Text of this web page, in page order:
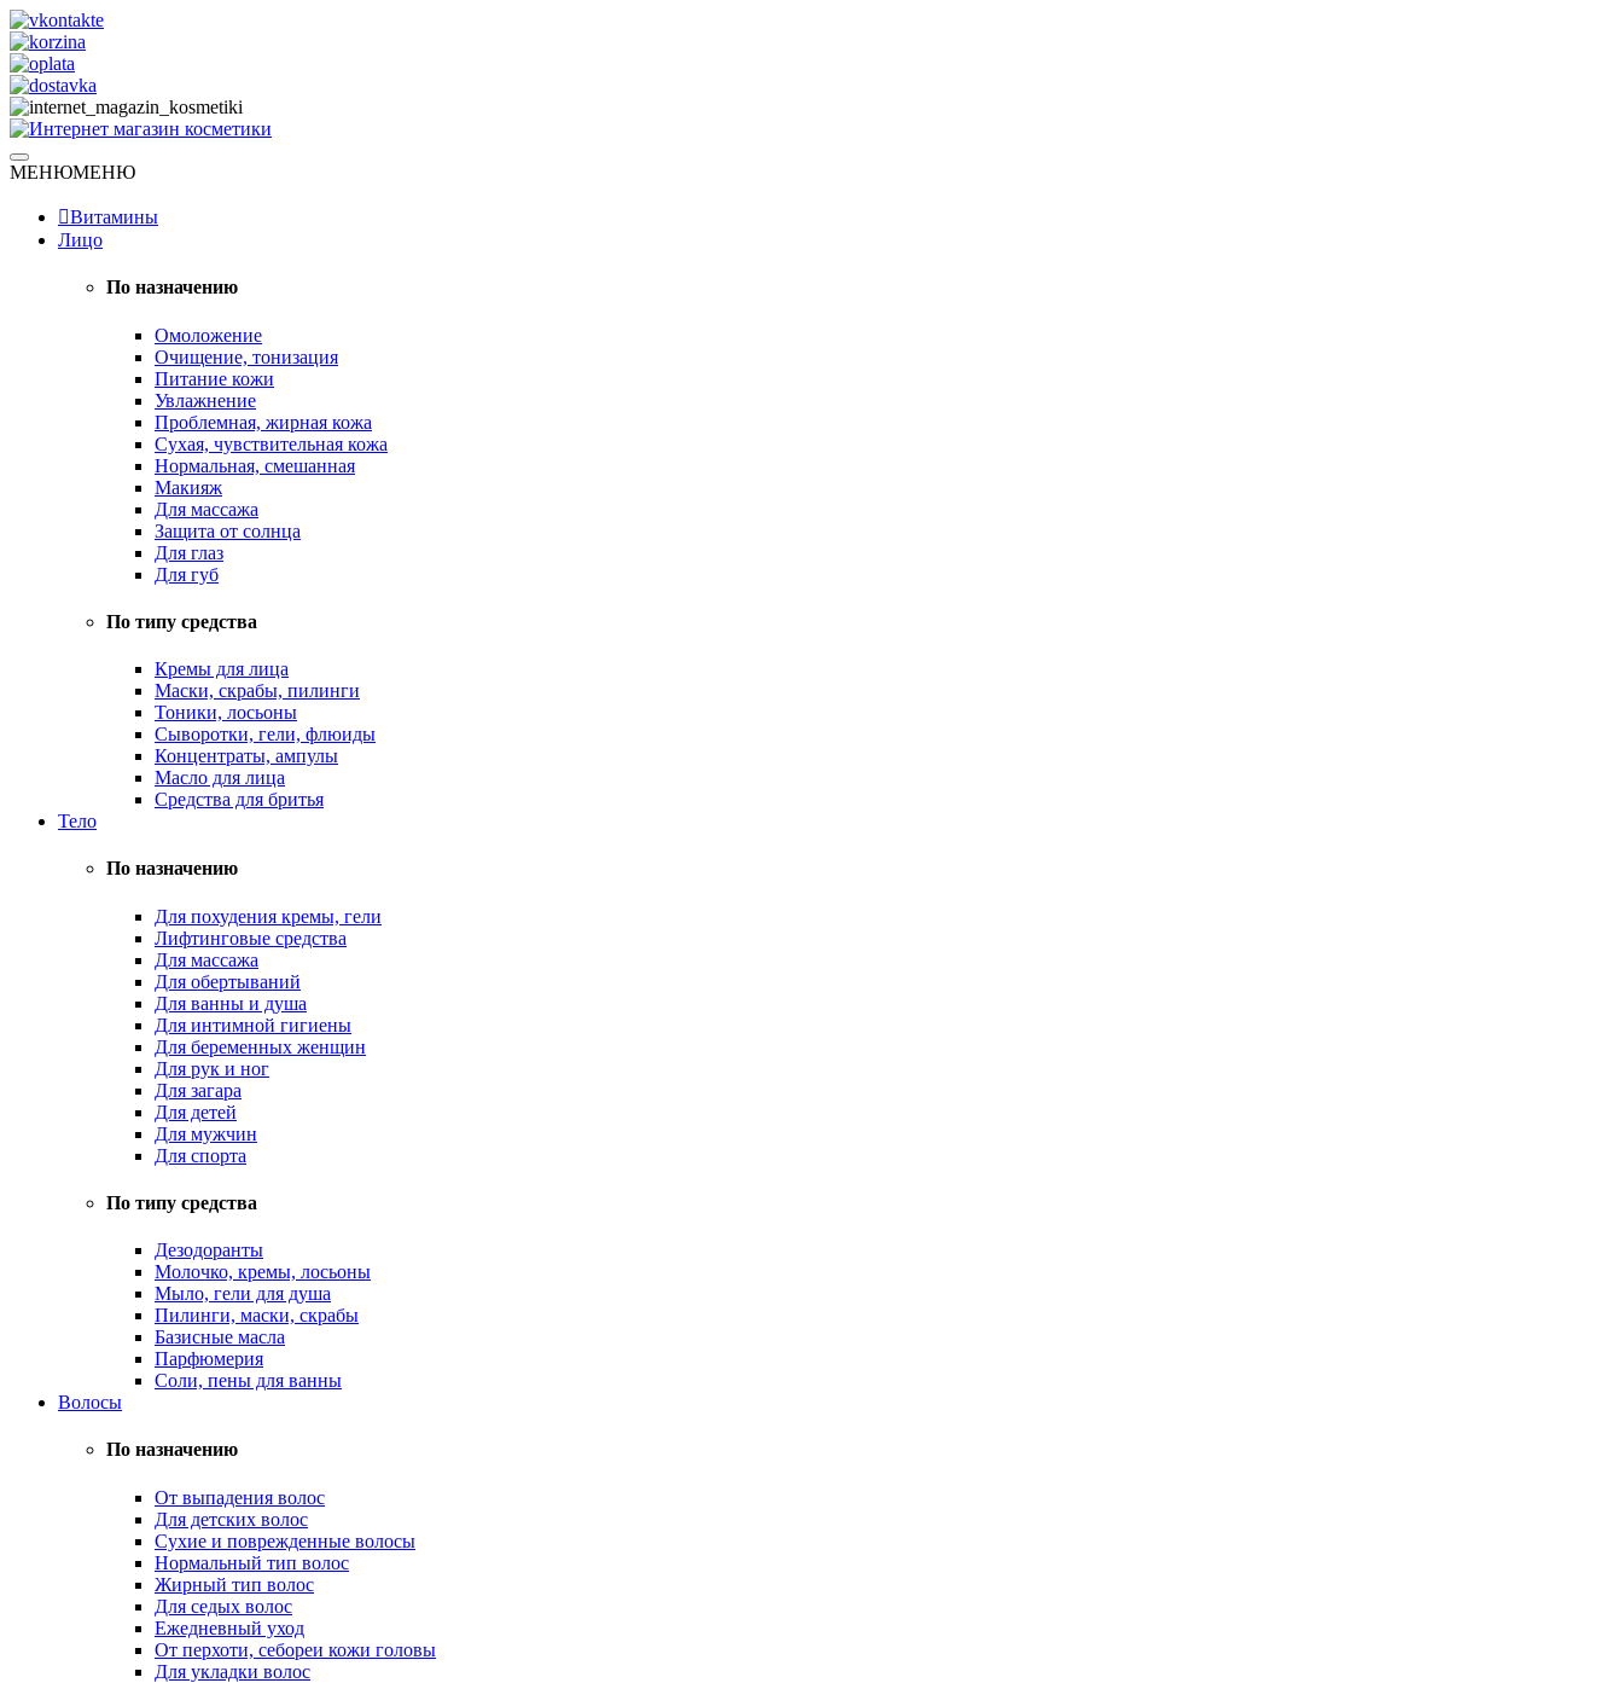
Skip
to
content
Интернет магазин косметики
Натуральная косметика
МЕНЮМЕНЮ
Витамины
Лицо
По назначению
Омоложение
Очищение, тонизация
Питание кожи
Увлажнение
Проблемная, жирная кожа
Сухая, чувствительная кожа
Нормальная, смешанная
Макияж
Для массажа
Защита от солнца
Для глаз
Для губ
По типу средства
Кремы для лица
Маски, скрабы, пилинги
Тоники, лосьоны
Сыворотки, гели, флюиды
Концентраты, ампулы
Масло для лица
Средства для бритья
Тело
По назначению
Для похудения кремы, гели
Лифтинговые средства
Для массажа
Для обертываний
Для ванны и душа
Для интимной гигиены
Для беременных женщин
Для рук и ног
Для загара
Для детей
Для мужчин
Для спорта
По типу средства
Дезодоранты
Молочко, кремы, лосьоны
Мыло, гели для душа
Пилинги, маски, скрабы
Базисные масла
Парфюмерия
Соли, пены для ванны
Волосы
По назначению
От выпадения волос
Для детских волос
Сухие и поврежденные волосы
Нормальный тип волос
Жирный тип волос
Для седых волос
Ежедневный уход
От перхоти, себореи кожи головы
Для укладки волос